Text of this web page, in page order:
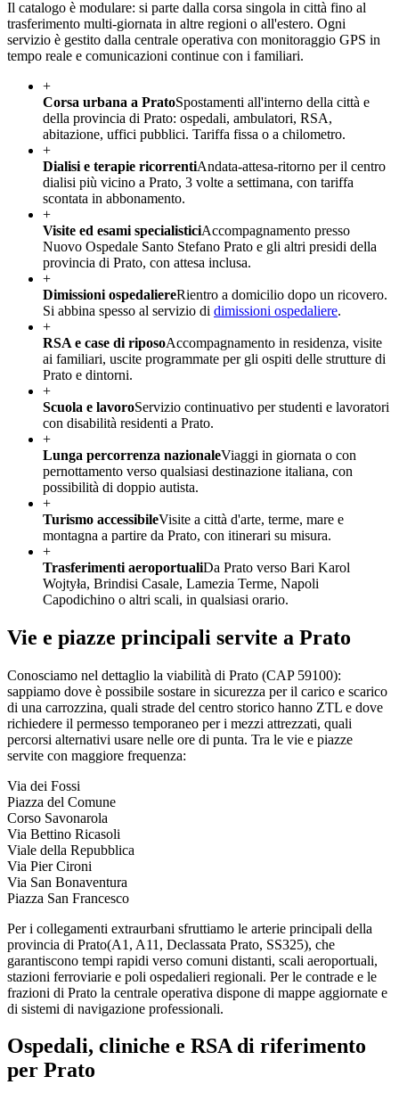
Il catalogo è modulare: si parte dalla corsa singola in città fino al
trasferimento multi-giornata in altre regioni o all'estero. Ogni
servizio è gestito dalla centrale operativa con monitoraggio GPS in
tempo reale e comunicazioni continue con i familiari.
+
Corsa urbana a PratoSpostamenti all'interno della città e
della provincia di Prato: ospedali, ambulatori, RSA,
abitazione, uffici pubblici. Tariffa fissa o a chilometro.
+
Dialisi e terapie ricorrentiAndata-attesa-ritorno per il centro
dialisi più vicino a Prato, 3 volte a settimana, con tariffa
scontata in abbonamento.
+
Visite ed esami specialisticiAccompagnamento presso
Nuovo Ospedale Santo Stefano Prato e gli altri presidi della
provincia di Prato, con attesa inclusa.
+
Dimissioni ospedaliereRientro a domicilio dopo un ricovero.
Si abbina spesso al servizio di dimissioni ospedaliere.
+
RSA e case di riposoAccompagnamento in residenza, visite
ai familiari, uscite programmate per gli ospiti delle strutture di
Prato e dintorni.
+
Scuola e lavoroServizio continuativo per studenti e lavoratori
con disabilità residenti a Prato.
+
Lunga percorrenza nazionaleViaggi in giornata o con
pernottamento verso qualsiasi destinazione italiana, con
possibilità di doppio autista.
+
Turismo accessibileVisite a città d'arte, terme, mare e
montagna a partire da Prato, con itinerari su misura.
+
Trasferimenti aeroportualiDa Prato verso Bari Karol
Wojtyła, Brindisi Casale, Lamezia Terme, Napoli
Capodichino o altri scali, in qualsiasi orario.
Vie e piazze principali servite a Prato
Conosciamo nel dettaglio la viabilità di Prato (CAP 59100):
sappiamo dove è possibile sostare in sicurezza per il carico e scarico
di una carrozzina, quali strade del centro storico hanno ZTL e dove
richiedere il permesso temporaneo per i mezzi attrezzati, quali
percorsi alternativi usare nelle ore di punta. Tra le vie e piazze
servite con maggiore frequenza:
Via dei Fossi
Piazza del Comune
Corso Savonarola
Via Bettino Ricasoli
Viale della Repubblica
Via Pier Cironi
Via San Bonaventura
Piazza San Francesco
Per i collegamenti extraurbani sfruttiamo le arterie principali della
provincia di Prato(A1, A11, Declassata Prato, SS325), che
garantiscono tempi rapidi verso comuni distanti, scali aeroportuali,
stazioni ferroviarie e poli ospedalieri regionali. Per le contrade e le
frazioni di Prato la centrale operativa dispone di mappe aggiornate e
di sistemi di navigazione professionali.
Ospedali, cliniche e RSA di riferimento
per Prato